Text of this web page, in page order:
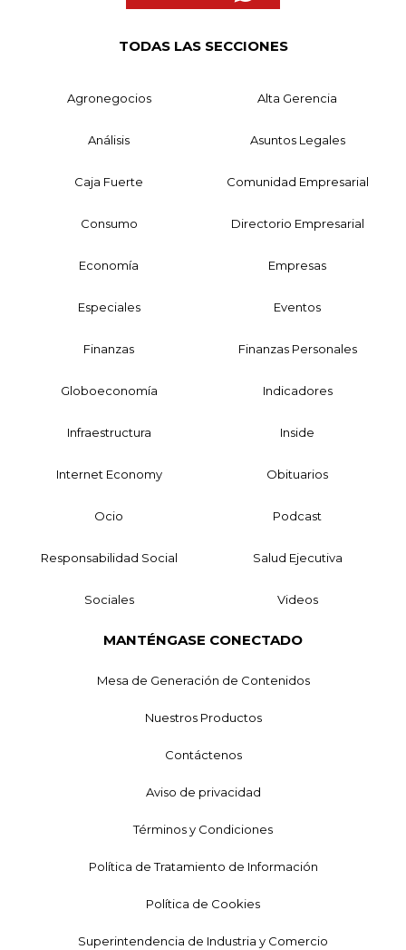
TODAS LAS SECCIONES
Agronegocios Alta Gerencia
Análisis Asuntos Legales
Caja Fuerte Comunidad Empresarial
Consumo Directorio Empresarial
Economía Empresas
Especiales Eventos
Finanzas Finanzas Personales
Globoeconomía Indicadores
Infraestructura Inside
Internet Economy Obituarios
Ocio Podcast
Responsabilidad Social Salud Ejecutiva
Sociales Videos
MANTÉNGASE CONECTADO
Mesa de Generación de Contenidos
Nuestros Productos
Contáctenos
Aviso de privacidad
Términos y Condiciones
Política de Tratamiento de Información
Política de Cookies
Superintendencia de Industria y Comercio